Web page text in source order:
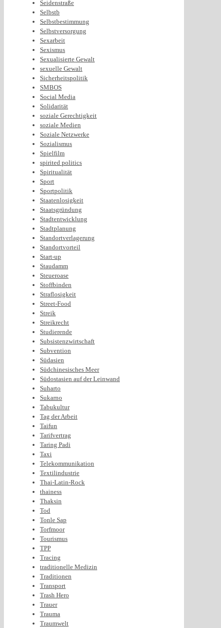
Seidenstraße
Selbstb
Selbstbestimmung
Selbstversorgung
Sexarbeit
Sexismus
Sexualisierte Gewalt
sexuelle Gewalt
Sicherheitspolitik
SMBOS
Social Media
Solidarität
soziale Gerechtigkeit
soziale Medien
Soziale Netzwerke
Sozialismus
Spielfilm
spirited politics
Spiritualität
Sport
Sportpolitik
Staatenlosigkeit
Staatsgründung
Stadtentwicklung
Stadtplanung
Standortverlagerung
Standortvorteil
Start-up
Staudamm
Steueroase
Stoffbinden
Straflosigkeit
Street-Food
Streik
Streikrecht
Studierende
Subsistenzwirtschaft
Subvention
Südasien
Südchinesisches Meer
Südostasien auf der Leinwand
Suharto
Sukarno
Tabukultur
Tag der Arbeit
Taifun
Tarifvertrag
Taring Padi
Taxi
Telekommunikation
Textilindustrie
Thai-Latin-Rock
thainess
Thaksin
Tod
Tonle Sap
Torfmoor
Tourismus
TPP
Tracing
traditionelle Medizin
Traditionen
Transport
Trash Hero
Trauer
Trauma
Traumwelt